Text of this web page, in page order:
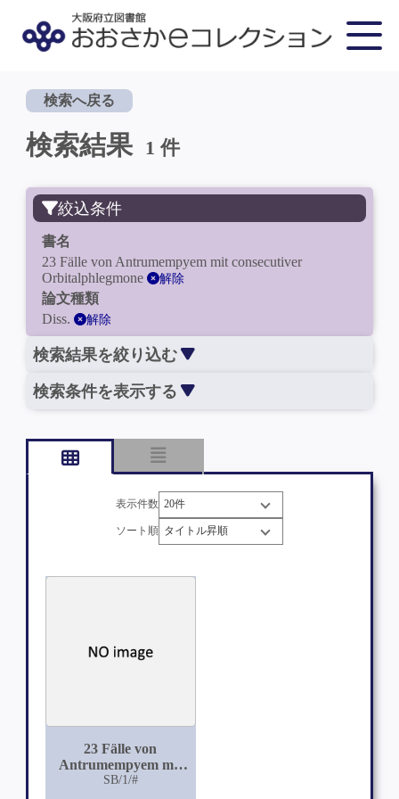
検索へ戻る
検索結果 1 件
絞込条件
書名
23 Fälle von Antrumempyem mit consecutiver
Orbitalphlegmone
解除
論文種類
Diss.
解除
検索結果を絞り込む
検索条件を表示する
表示件数
ソート順
23 Fälle von
Antrumempyem mit
consecutiver
SB/1/#